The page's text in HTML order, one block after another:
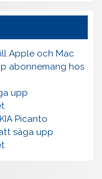
Apple och Mac
abonnemang hos
upp
Picanto
säga upp